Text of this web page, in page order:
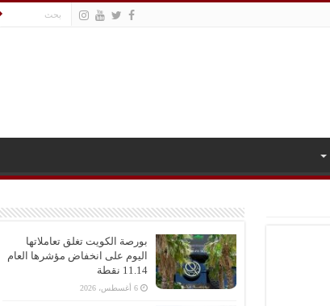
بورصة الكويت تغلق تعاملاتها
اليوم على انخفاض مؤشرها العام
11.14 نقطة
6 أغسطس، 2026